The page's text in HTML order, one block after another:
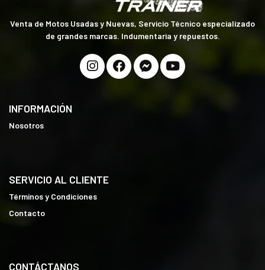
Venta de Motos Usadas y Nuevas, Servicio Técnico especializado
de grandes marcas. Indumentaria y repuestos.
INFORMACIÓN
Nosotros
SERVICIO AL CLIENTE
Términos y Condiciones
Contacto
CONTÁCTANOS